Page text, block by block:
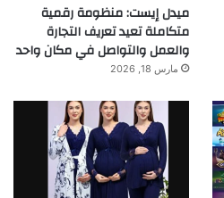
ميدل إيست: منظومة رقمية
متكاملة تعيد تعريف التجارة
والعمل والتواصل في مكان واحد
مارس 18, 2026